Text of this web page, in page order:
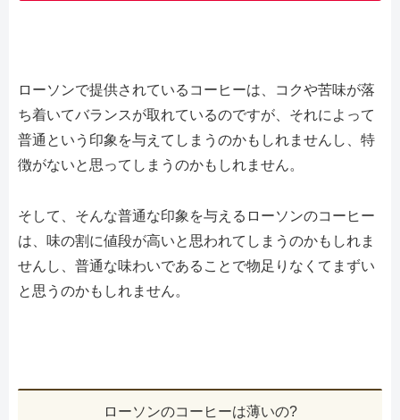
ローソンで提供されているコーヒーは、コクや苦味が落
ち着いてバランスが取れているのですが、それによって
普通という印象を与えてしまうのかもしれませんし、特
徴がないと思ってしまうのかもしれません。
そして、そんな普通な印象を与えるローソンのコーヒー
は、味の割に値段が高いと思われてしまうのかもしれま
せんし、普通な味わいであることで物足りなくてまずい
と思うのかもしれません。
ローソンのコーヒーは薄いの?